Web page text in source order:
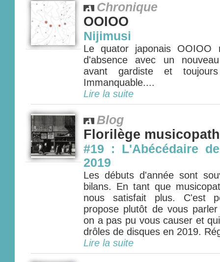
Chronique
OOIOO
Nijimusi
Le quator japonais OOIOO
d'absence avec un
avant gardiste et
Immanquable....
Lire la suite
Blog
Florilège
#19 : L'Abécédaire
2019
Les débuts d'année sont
bilans. En tant que
nous satisfait plus. C'est
propose plutôt de vous
on a pas pu vous causer et
drôles de disques en 2019.
Lire la suite